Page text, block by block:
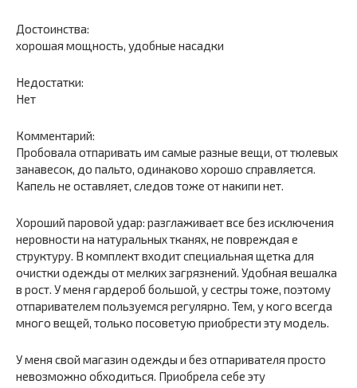
Достоинства:
хорошая мощность, удобные насадки
Недостатки:
Нет
Комментарий:
Пробовала отпаривать им самые разные вещи, от тюлевых
занавесок, до пальто, одинаково хорошо справляется.
Капель не оставляет, следов тоже от накипи нет.
Хороший паровой удар: разглаживает все без исключения
неровности на натуральных тканях, не повреждая е
структуру. В комплект входит специальная щетка для
очистки одежды от мелких загрязнений. Удобная вешалка
в рост. У меня гардероб большой, у сестры тоже, поэтому
отпаривателем пользуемся регулярно. Тем, у кого всегда
много вещей, только посоветую приобрести эту модель.
У меня свой магазин одежды и без отпаривателя просто
невозможно обходиться. Приобрела себе эту